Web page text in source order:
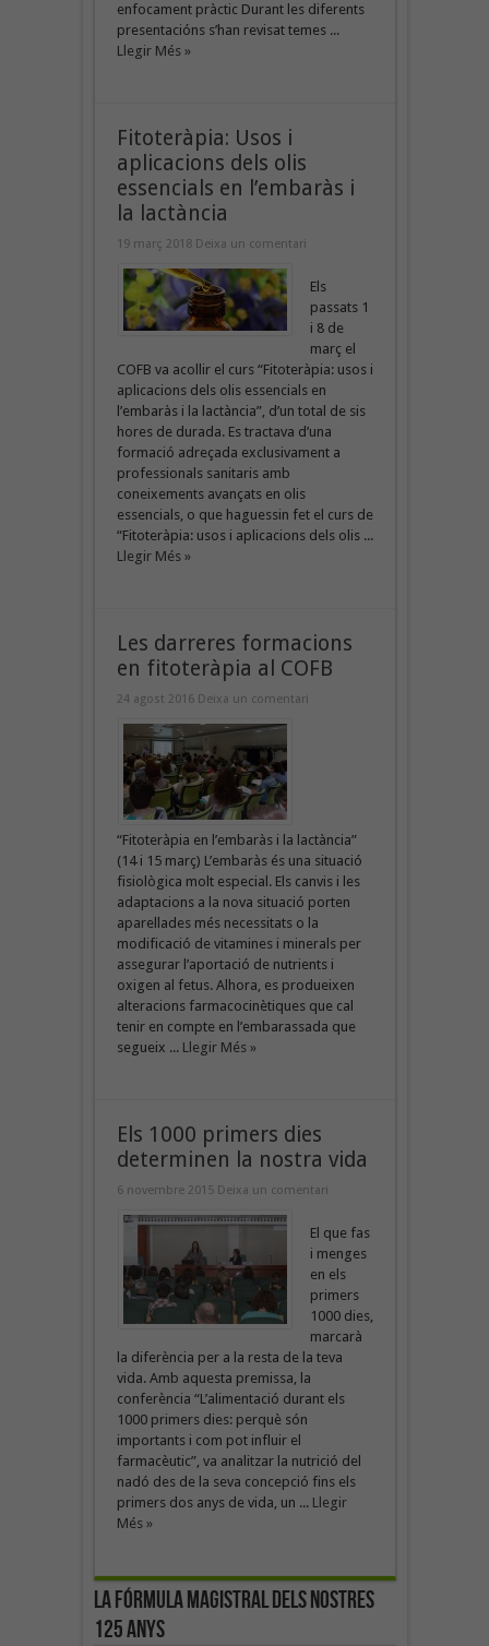
enfocament pràctic Durant les diferents
presentacións s’han revisat temes ...
Llegir Més »
Fitoteràpia: Usos i
aplicacions dels olis
essencials en l’embaràs i
la lactància
19 març 2018 Deixa un comentari
Els
passats 1
i 8 de
març el
COFB va acollir el curs “Fitoteràpia: usos i
aplicacions dels olis essencials en
l’embaràs i la lactància”, d’un total de sis
hores de durada. Es tractava d’una
formació adreçada exclusivament a
professionals sanitaris amb
coneixements avançats en olis
essencials, o que haguessin fet el curs de
“Fitoteràpia: usos i aplicacions dels olis ...
Llegir Més »
Les darreres formacions
en fitoteràpia al COFB
24 agost 2016 Deixa un comentari
“Fitoteràpia en l’embaràs i la lactància”
(14 i 15 març) L’embaràs és una situació
fisiològica molt especial. Els canvis i les
adaptacions a la nova situació porten
aparellades més necessitats o la
modificació de vitamines i minerals per
assegurar l’aportació de nutrients i
oxigen al fetus. Alhora, es produeixen
alteracions farmacocinètiques que cal
tenir en compte en l’embarassada que
segueix ... Llegir Més »
Els 1000 primers dies
determinen la nostra vida
6 novembre 2015 Deixa un comentari
El que fas
i menges
en els
primers
1000 dies,
marcarà
la diferència per a la resta de la teva
vida. Amb aquesta premissa, la
conferència “L’alimentació durant els
1000 primers dies: perquè són
importants i com pot influir el
farmacèutic”, va analitzar la nutrició del
nadó des de la seva concepció fins els
primers dos anys de vida, un ... Llegir
Més »
La fórmula magistral dels nostres
125 anys